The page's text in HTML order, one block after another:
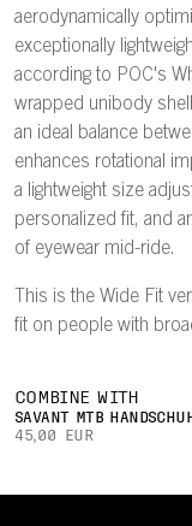
aerodynamically
exceptionally
according to POC's
wrapped unibody
an ideal balance
enhances rotational
a lightweight size
personalized fit, and
of eyewear mid-ride.
This is the Wide Fit
fit on people with
COMBINE WITH
SAVANT MTB
45,00 EUR